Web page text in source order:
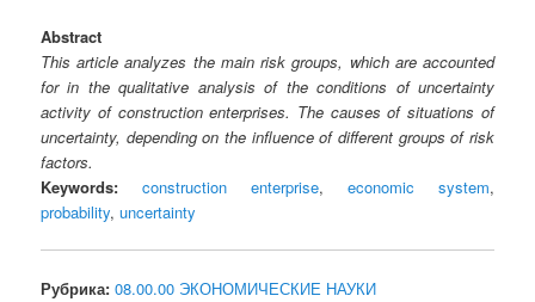
Abstract
This article analyzes the main risk groups, which are accounted
for in the qualitative analysis of the conditions of uncertainty
activity of construction enterprises. The causes of situations of
uncertainty, depending on the influence of different groups of risk
factors.
Keywords:
construction enterprise, economic system,
probability,uncertainty
Рубрика: 08.00.00 ЭКОНОМИЧЕСКИЕ НАУКИ